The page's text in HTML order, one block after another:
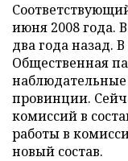
июня 2008 года.
два года назад.
Общественная
провинции.
комиссий в
работы в
новый состав.